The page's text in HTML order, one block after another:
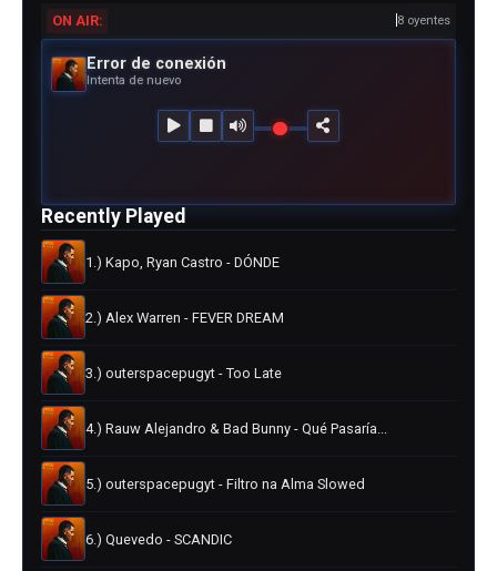
ON AIR: Kapo, Ryan
8 oyentes
Error de conexión
Intenta de nuevo
Recently Played
1.) Kapo, Ryan Castro - DÓNDE
2.) Alex Warren - FEVER DREAM
3.) outerspacepugyt - Too Late
4.) Rauw Alejandro & Bad Bunny - Qué Pasaría...
5.) outerspacepugyt - Filtro na Alma Slowed
6.) Quevedo - SCANDIC